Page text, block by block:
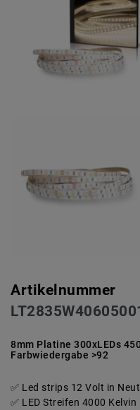
Artikelnummer
8mm Platine 300xLEDs
Farbwiedergabe >92
Led strips 12 Volt in
LED Streifen 4000 Kelvin